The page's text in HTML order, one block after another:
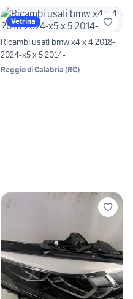
Vetrina
Ricambi usati bmw x4 x 4 2018-
2024-x5 x 5 2014-
Reggio di Calabria (RC)